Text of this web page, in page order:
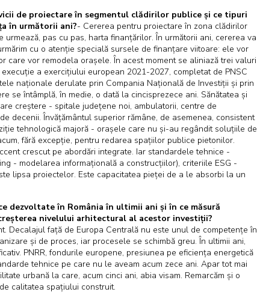
de proiectare în segmentul clădirilor publice și ce tipuri
în următorii ani?- Cererea pentru proiectare în zona clădirilor
pas cu pas, harta finanțărilor. În următorii ani, cererea va
cu o atenție specială sursele de finanțare viitoare: ele vor
care vor remodela orașele. În acest moment se aliniază trei valuri
a exercițiului european 2021-2027, completat de PNSC
naționale derulate prin Compania Națională de Investiții și prin
se întâmplă, în medie, o dată la cincisprezece ani. Sănătatea și
creștere - spitale județene noi, ambulatorii, centre de
decenii. Învățământul superior rămâne, de asemenea, consistent
tehnologică majoră - orașele care nu și-au regândit soluțiile de
fără excepție, pentru redarea spațiilor publice pietonilor.
crescut pe abordări integrate. Iar standardele tehnice -
- modelarea informațională a construcțiilor), criteriile ESG -
lipsa proiectelor. Este capacitatea pieței de a le absorbi la un
dezvoltate în România în ultimii ani și în ce măsură
nivelului arhitectural al acestor investiții?
Decalajul față de Europa Centrală nu este unul de competențe în
și de proces, iar procesele se schimbă greu. În ultimii ani,
PNRR, fondurile europene, presiunea pe eficiența energetică
tehnice pe care nu le aveam acum zece ani. Apar tot mai
urbană la care, acum cinci ani, abia visam. Remarcăm și o
calitatea spațiului construit.